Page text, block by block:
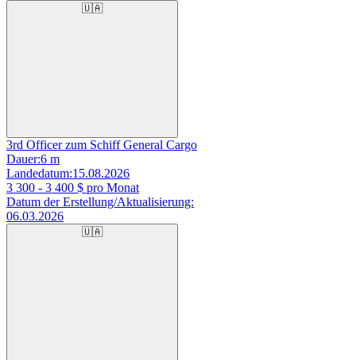
🇺🇦
3rd Officer zum Schiff General Cargo
Dauer:6 m
Landedatum:15.08.2026
3 300 - 3 400 $ pro Monat
Datum der Erstellung/Aktualisierung:
06.03.2026
🇺🇦